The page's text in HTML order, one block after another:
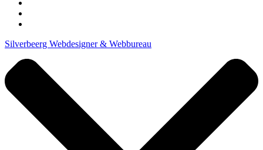
Silverbeerg Webdesigner & Webbureau